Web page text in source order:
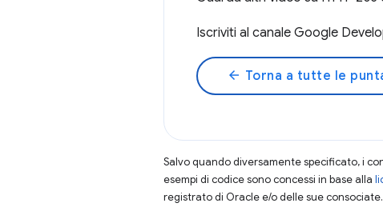
Iscriviti al canale Google
arrow_back Torna a tutte le
Salvo quando diversamente specificato, i
esempi di codice sono concessi in base alla
registrato di Oracle e/o delle sue consociate.